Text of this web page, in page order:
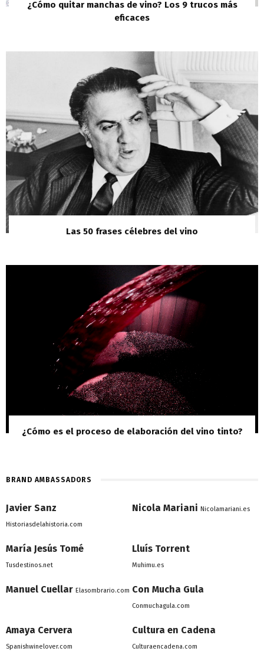
¿Cómo quitar manchas de vino? Los 9 trucos más
eficaces
Las 50 frases célebres del vino
¿Cómo es el proceso de elaboración del vino tinto?
BRAND AMBASSADORS
Javier Sanz
Historiasdelahistoria.com
Nicola Mariani Nicolamariani.es
María Jesús Tomé
Tusdestinos.net
Lluís Torrent
Muhimu.es
Manuel Cuellar Elasombrario.com Con Mucha Gula
Conmuchagula.com
Amaya Cervera
Spanishwinelover.com
Cultura en Cadena
Culturaencadena.com